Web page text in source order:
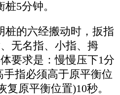
5分钟。
的六经搬动时，扳指
无名指、小指、拇
要求是：慢慢压下1分
指必须高于原平衡位
复原平衡位置)10秒。